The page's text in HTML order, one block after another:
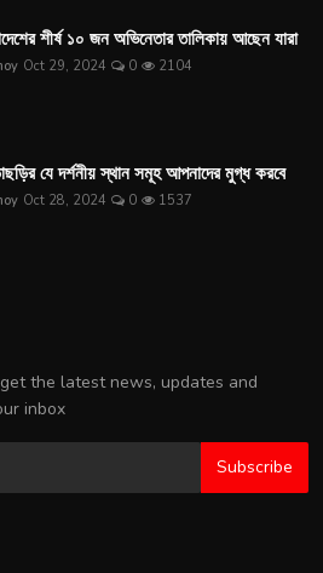
শীর্ষ ১০ জন অভিনেতার তালিকায় আছেন যারা
Oct 29, 2024 0 2104
যে দর্শনীয় স্থান সমূহ আপনাদের মুগ্ধ করবে
Oct 28, 2024 0 1537
the latest news, updates and
inbox
Subscribe